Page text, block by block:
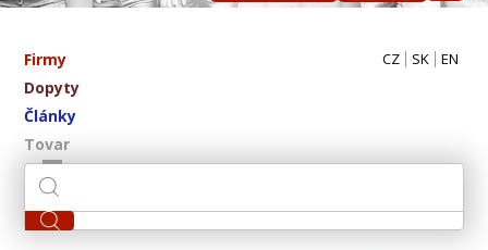
Firmy
Dopyty
Články
Tovar
CZ SK EN